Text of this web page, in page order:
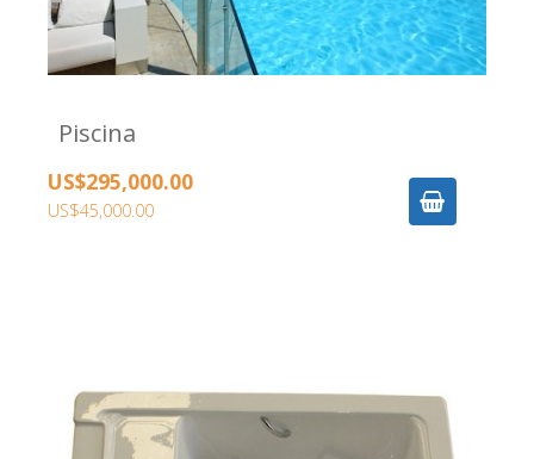
Piscina
US$295,000.00
US$45,000.00